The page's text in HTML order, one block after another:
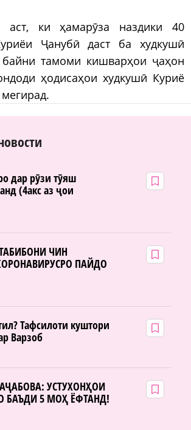
аст, ки ҳамарӯза наздики 40
Ҷанубӣ даст ба худкушӣ
тамоми кишварҳои ҷаҳон
ҳодисаҳои худкушӣ Куриё
дар рӯзи тӯяш
(4акс аз ҷои
ЧИН
ПАЙДО
Тафсилоти куштори
Варзоб
УСТУХОНҲОИ
БАЪДИ 5 МОҲ ЁФТАНД!